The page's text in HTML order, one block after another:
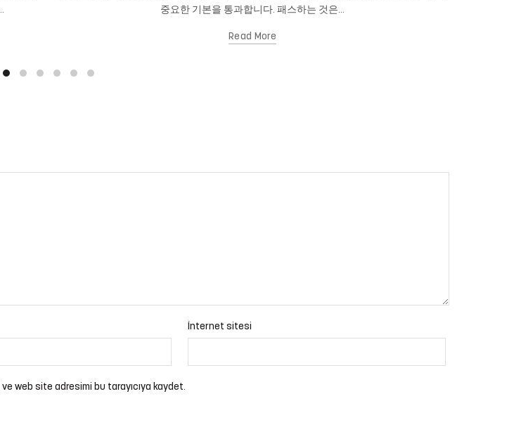
중요한 기본을 통과합니다. 패스하는 것은...
Read More
İnternet sitesi
web site adresimi bu tarayıcıya kaydet.